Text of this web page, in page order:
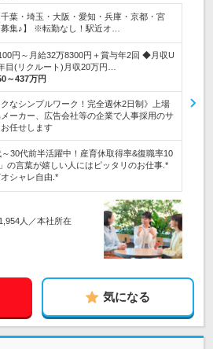
千葉・埼玉・大阪・愛知・兵庫・京都・宮
集♪】 ※転勤なし！駅近オ…
円～月給32万8300円＋賞与年2回 ◆月収U
目(リクルート)月収20万円…
～437万円
クなシンプルワーク！完全週休2日制》上場
ーカー、広告会社等の企業で人事採用のサ
任せします
～30代前半活躍中！産育休取得率&復職率10
の言葉が嬉しい人にはピッタリのお仕事.*
シャレ自由.*
人／本社所在
気になる